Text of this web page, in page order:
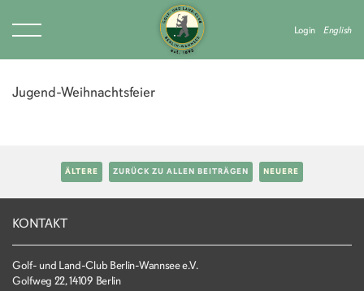
Login English
Jugend-Weihnachtsfeier
ÄLTERE ZURÜCK ZU ALLEN BEITRÄGEN NEUERE
KONTAKT
Golf- und Land-Club Berlin-Wannsee e.V.
Golfweg 22, 14109 Berlin